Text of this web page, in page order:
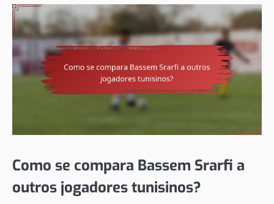
Como se compara Bassem Srarfi a
outros jogadores tunisinos?